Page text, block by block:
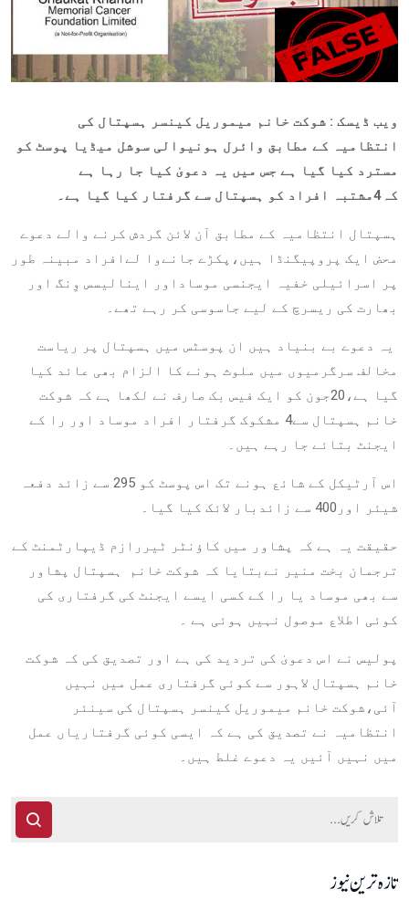
ویب ڈیسک : شوکت خانم میموریل کینسر ہسپتال کی
انتظامیہ کے مطابق وائرل ہونیوالی سوشل میڈیا پوسٹ کو
مسترد کیا گیا ہے جس میں یہ دعویٰ کیا جا رہا ہے
کہ4مشتبہ افراد کو ہسپتال سے گرفتار کیا گیا ہے۔
ہسپتال انتظامیہ کے مطابق آن لائن گردش کرنے والے دعوے
محض ایک پروپیگنڈا ہیں،پکڑے جانےوا لےافراد مبینہ طور
پر اسرائیلی خفیہ ایجنسی موساداور اینالیسس وِنگ اور
بھارت کی ریسرچ کے لیے جاسوسی کر رہے تھے۔
یہ دعوے بے بنیاد ہیں ان پوسٹس میں ہسپتال پر ریاست
مخالف سرگرمیوں میں ملوث ہونے کا الزام بھی عائد کیا
گیا ہے،20جون کو ایک فیس بک صارف نے لکھا ہے کہ شوکت
خانم ہسپتال سے4 مشکوک گرفتار افراد موساد اور را کے
ایجنٹ بتائے جا رہے ہیں۔
اس آرٹیکل کے شائع ہونے تک اس پوسٹ کو 295 سے زائد دفعہ
شیئر اور400 سے زائدبار لائک کیا گیا۔
حقیقت یہ ہے کہ پشاور میں کاؤنٹر ٹیررازم ڈیپارٹمنٹ کے
ترجمان بخت منیر نےبتایا کہ شوکت خانم ہسپتال پشاور
سے بھی موساد یا را کے کسی ایسے ایجنٹ کی گرفتاری کی
کوئی اطلاع موصول نہیں ہوئی ہے ۔
پولیس نے اس دعویٰ کی تردید کی ہے اور تصدیق کی کہ شوکت
خانم ہسپتال لاہور سے کوئی گرفتاری عمل میں نہیں
آئی،شوکت خانم میموریل کینسر ہسپتال کی سینئر
انتظامیہ نے تصدیق کی ہے کہ ایسی کوئی گرفتاریاں عمل
میں نہیں آئیں یہ دعوے غلط ہیں۔
تازہ ترین نیوز